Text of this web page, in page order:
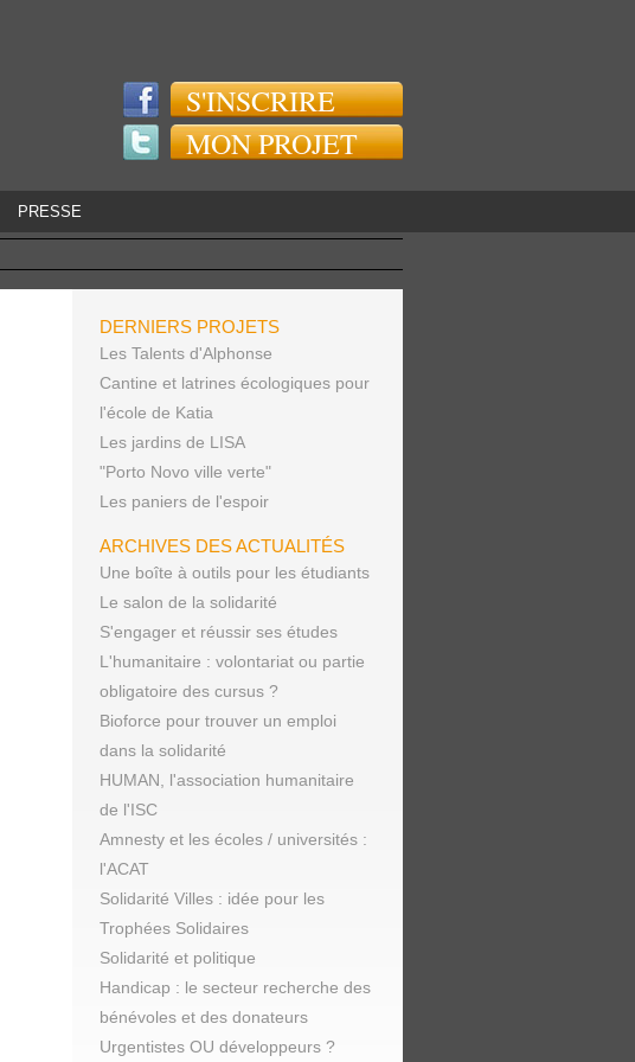
S'INSCRIRE
MON PROJET
PRESSE
DERNIERS PROJETS
Les Talents d'Alphonse
Cantine et latrines écologiques pour
l'école de Katia
Les jardins de LISA
"Porto Novo ville verte"
Les paniers de l'espoir
ARCHIVES DES ACTUALITÉS
Une boîte à outils pour les étudiants
Le salon de la solidarité
S'engager et réussir ses études
L'humanitaire : volontariat ou partie
obligatoire des cursus ?
Bioforce pour trouver un emploi
dans la solidarité
HUMAN, l'association humanitaire
de l'ISC
Amnesty et les écoles / universités :
l'ACAT
Solidarité Villes : idée pour les
Trophées Solidaires
Solidarité et politique
Handicap : le secteur recherche des
bénévoles et des donateurs
Urgentistes OU développeurs ?